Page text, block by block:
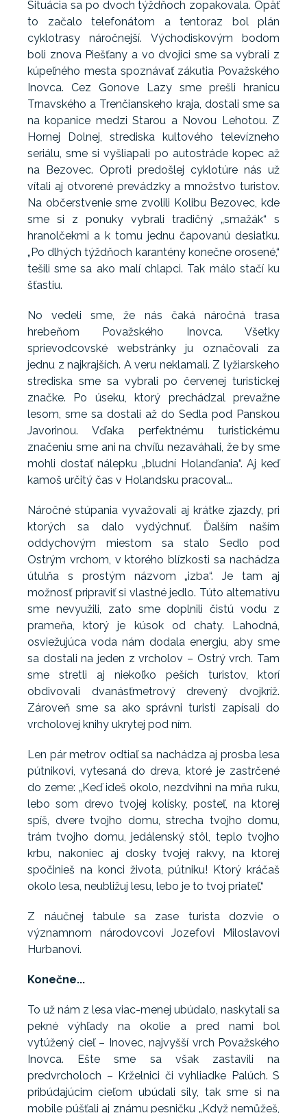
Situácia sa po dvoch týždňoch zopakovala. Opäť
to začalo telefonátom a tentoraz bol plán
cyklotrasy náročnejší. Východiskovým bodom
boli znova Piešťany a vo dvojici sme sa vybrali z
kúpeľného mesta spoznávať zákutia Považského
Inovca. Cez Gonove Lazy sme prešli hranicu
Trnavského a Trenčianskeho kraja, dostali sme sa
na kopanice medzi Starou a Novou Lehotou. Z
Hornej Dolnej, strediska kultového televízneho
seriálu, sme si vyšliapali po autostráde kopec až
na Bezovec. Oproti predošlej cyklotúre nás už
vítali aj otvorené prevádzky a množstvo turistov.
Na občerstvenie sme zvolili Kolibu Bezovec, kde
sme si z ponuky vybrali tradičný „smažák“ s
hranolčekmi a k tomu jednu čapovanú desiatku.
„Po dlhých týždňoch karantény konečne orosené,“
tešili sme sa ako malí chlapci. Tak málo stačí ku
šťastiu.
No vedeli sme, že nás čaká náročná trasa
hrebeňom Považského Inovca. Všetky
sprievodcovské webstránky ju označovali za
jednu z najkrajších. A veru neklamali. Z lyžiarskeho
strediska sme sa vybrali po červenej turistickej
značke. Po úseku, ktorý prechádzal prevažne
lesom, sme sa dostali až do Sedla pod Panskou
Javorinou. Vďaka perfektnému turistickému
značeniu sme ani na chvíľu nezaváhali, že by sme
mohli dostať nálepku „bludní Holanďania“. Aj keď
kamoš určitý čas v Holandsku pracoval...
Náročné stúpania vyvažovali aj krátke zjazdy, pri
ktorých sa dalo vydýchnuť. Ďalším naším
oddychovým miestom sa stalo Sedlo pod
Ostrým vrchom, v ktorého blízkosti sa nachádza
útulňa s prostým názvom „izba“. Je tam aj
možnosť pripraviť si vlastné jedlo. Túto alternatívu
sme nevyužili, zato sme doplnili čistú vodu z
prameňa, ktorý je kúsok od chaty. Lahodná,
osviežujúca voda nám dodala energiu, aby sme
sa dostali na jeden z vrcholov – Ostrý vrch. Tam
sme stretli aj niekoľko peších turistov, ktorí
obdivovali dvanásťmetrový drevený dvojkríž.
Zároveň sme sa ako správni turisti zapísali do
vrcholovej knihy ukrytej pod ním.
Len pár metrov odtiaľ sa nachádza aj prosba lesa
pútnikovi, vytesaná do dreva, ktoré je zastrčené
do zeme: „Keď ideš okolo, nezdvihni na mňa ruku,
lebo som drevo tvojej kolísky, posteľ, na ktorej
spíš, dvere tvojho domu, strecha tvojho domu,
trám tvojho domu, jedálenský stôl, teplo tvojho
krbu, nakoniec aj dosky tvojej rakvy, na ktorej
spočinieš na konci života, pútniku! Ktorý kráčaš
okolo lesa, neubližuj lesu, lebo je to tvoj priateľ.“
Z náučnej tabule sa zase turista dozvie o
významnom národovcovi Jozefovi Miloslavovi
Hurbanovi.
Konečne...
To už nám z lesa viac-menej ubúdalo, naskytali sa
pekné výhľady na okolie a pred nami bol
vytúžený cieľ – Inovec, najvyšší vrch Považského
Inovca. Ešte sme sa však zastavili na
predvrcholoch – Krželnici či vyhliadke Palúch. S
pribúdajúcim cieľom ubúdali sily, tak sme si na
mobile púšťali aj známu pesničku „Když nemůžeš,